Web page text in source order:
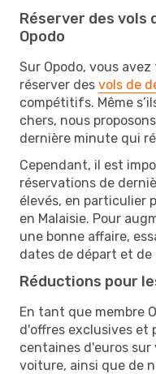
Réserver des vols
Opodo
Sur Opodo, vous
réserver des vols de
compétitifs. Même
chers, nous
dernière minute qui
Cependant, il est
réservations de
élevés, en particulier
en Malaisie. Pour
une bonne affaire,
dates de départ et de
Réductions pour
En tant que membre
d'offres exclusives et
centaines d'euros
voiture, ainsi que de